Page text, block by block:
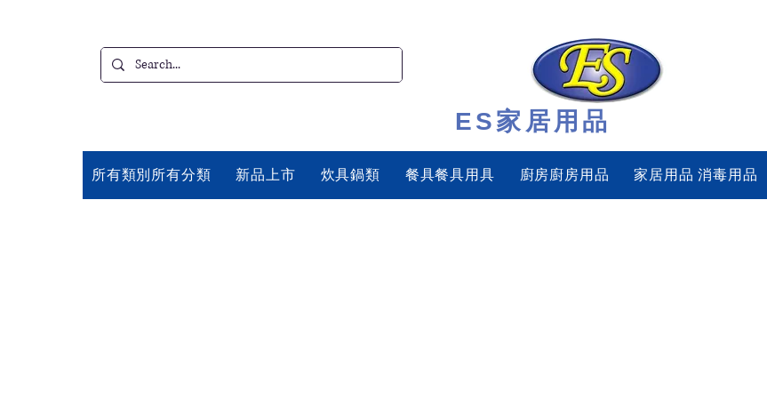
ES家居用品
所有類別所有分類 新品上市 炊具鍋類 餐具餐具用具 廚房廚房用品 家居用品 消毒用品